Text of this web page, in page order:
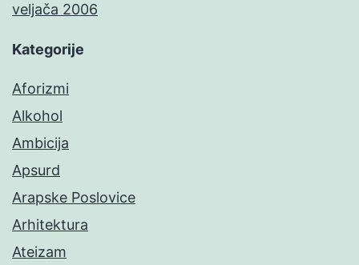
veljača 2006
Kategorije
Aforizmi
Alkohol
Ambicija
Apsurd
Arapske Poslovice
Arhitektura
Ateizam